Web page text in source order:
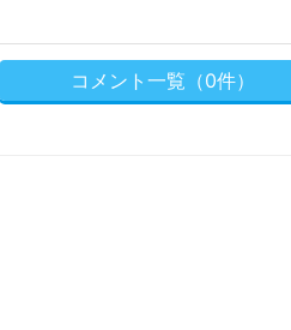
コメント一覧（0件）